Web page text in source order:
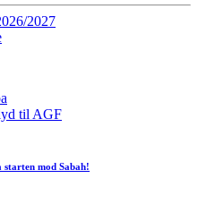
2027
til AGF
starten mod Sabah!